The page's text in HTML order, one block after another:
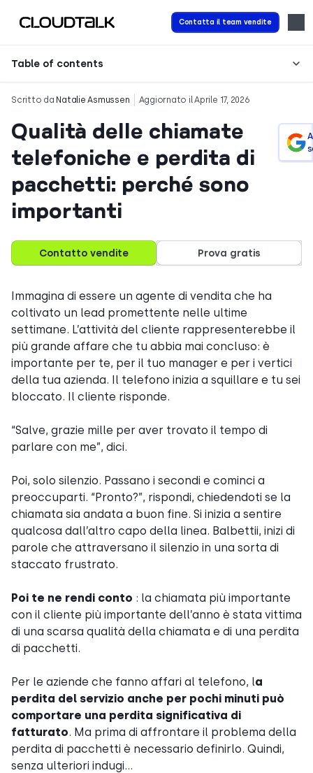
Contatta il team vendite
Table of contents
Scritto da Natalie Asmussen Aggiornato il Aprile 17, 2026
Qualità delle chiamate
telefoniche e perdita di
pacchetti: perché sono
importanti
Contatto vendite Prova gratis
Immagina di essere un agente di vendita che ha
coltivato un lead promettente nelle ultime
settimane. L’attività del cliente rappresenterebbe il
più grande affare che tu abbia mai concluso: è
importante per te, per il tuo manager e per i vertici
della tua azienda. Il telefono inizia a squillare e tu sei
bloccato. Il cliente risponde.
“Salve, grazie mille per aver trovato il tempo di
parlare con me”, dici.
Poi, solo silenzio. Passano i secondi e cominci a
preoccuparti. “Pronto?”, rispondi, chiedendoti se la
chiamata sia andata a buon fine. Si inizia a sentire
qualcosa dall’altro capo della linea. Balbettii, inizi di
parole che attraversano il silenzio in una sorta di
staccato frustrato.
Poi te ne rendi conto : la chiamata più importante
con il cliente più importante dell’anno è stata vittima
di una scarsa qualità della chiamata e di una perdita
di pacchetti.
Per le aziende che fanno affari al telefono, la
perdita del servizio anche per pochi minuti può
comportare una perdita significativa di
fatturato. Ma prima di affrontare il problema della
perdita di pacchetti è necessario definirlo. Quindi,
senza ulteriori indugi…